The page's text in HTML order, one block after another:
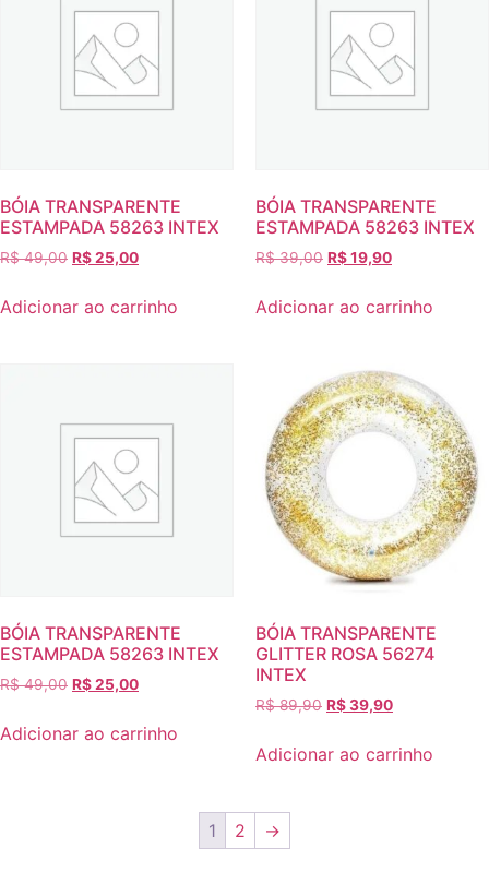
BÓIA TRANSPARENTE
ESTAMPADA 58263 INTEX
R$49,00 R$25,00
Adicionar ao carrinho
BÓIA TRANSPARENTE
ESTAMPADA 58263 INTEX
R$39,00 R$19,90
Adicionar ao carrinho
BÓIA TRANSPARENTE
ESTAMPADA 58263 INTEX
R$49,00 R$25,00
Adicionar ao carrinho
BÓIA TRANSPARENTE
GLITTER ROSA 56274
INTEX
R$89,90 R$39,90
Adicionar ao carrinho
1 2 →